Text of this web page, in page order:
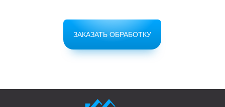
ЗАКАЗАТЬ ОБРАБОТКУ